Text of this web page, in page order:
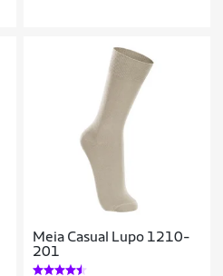
Meia Casual Lupo 1210-
201